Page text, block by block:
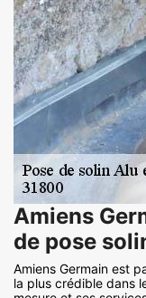
Amiens
de pose
Amiens Germain est
la plus crédible dans